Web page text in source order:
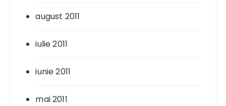
august 2011
iulie 2011
iunie 2011
mai 2011